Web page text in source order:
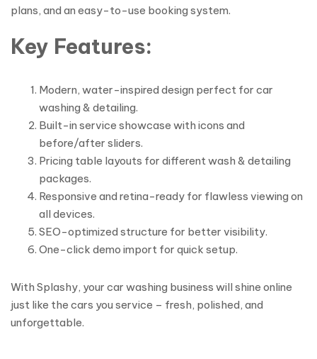
plans, and an easy-to-use booking system.
Key Features:
Modern, water-inspired design perfect for car
washing & detailing.
Built-in service showcase with icons and
before/after sliders.
Pricing table layouts for different wash & detailing
packages.
Responsive and retina-ready for flawless viewing on
all devices.
SEO-optimized structure for better visibility.
One-click demo import for quick setup.
With Splashy, your car washing business will shine online
just like the cars you service – fresh, polished, and
unforgettable.